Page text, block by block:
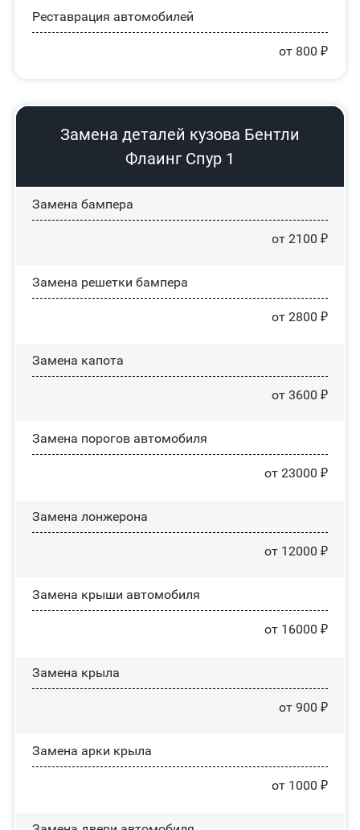
Реставрация автомобилей
от 800 ₽
Замена деталей кузова Бентли
Флаинг Спур 1
Замена бампера
от 2100 ₽
Замена решетки бампера
от 2800 ₽
Замена капота
от 3600 ₽
Замена порогов автомобиля
от 23000 ₽
Замена лонжерона
от 12000 ₽
Замена крыши автомобиля
от 16000 ₽
Замена крыла
от 900 ₽
Замена арки крыла
от 1000 ₽